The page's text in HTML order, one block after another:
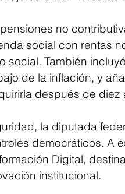
no
social con rentas
social. También
de la inflación, y
después de diez
la diputada
democráticos. A
Digital,
institucional.